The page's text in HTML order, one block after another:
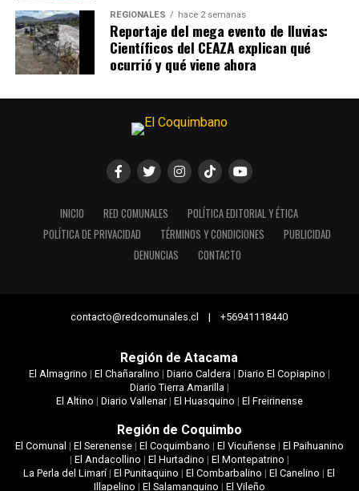
REGIONALES hace 2 semanas
Reportaje del mega evento de lluvias:
Científicos del CEAZA explican qué
ocurrió y qué viene ahora
INICIO RED COMUNALES
POLÍTICA EDITORIAL Y ÉTICA
POLÍTICA DE PRIVACIDAD
TÉRMINOS Y CONDICIONES
PUBLICIDAD
DENUNCIAS
CONTACTO
contacto@redcomunales.cl | +56941118440
Región de Atacama
El Almagrino | El Chañaralino | Diario Caldera| Diario El Copiapino |
Diario Tierra Amarilla|
El Altino | Diario Vallenar| El Huasquino | El Freirinense
Región de Coquimbo
El Comunal | El Serenense| El Coquimbano | El Vicuñense| El Paihuanino
| El Andacollino | El Hurtadino | El Montepatrino |
La Perla del Limarí|El Punitaquino |El Combarbalino |El Canelino |El
Illapelino | El Salamanquino | El Vileño